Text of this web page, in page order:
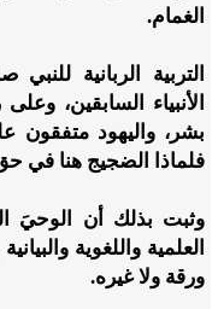
الغمام.
التربية الربانية
الأنبياء السابقين،
بشر، واليهود متفقون
فلماذا الضجيج هنا في حق
وثبت بذلك أن الوحيَ
العلمية واللغوية
ورقة ولا غيره.